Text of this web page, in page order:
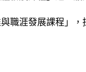
職涯發展課程」